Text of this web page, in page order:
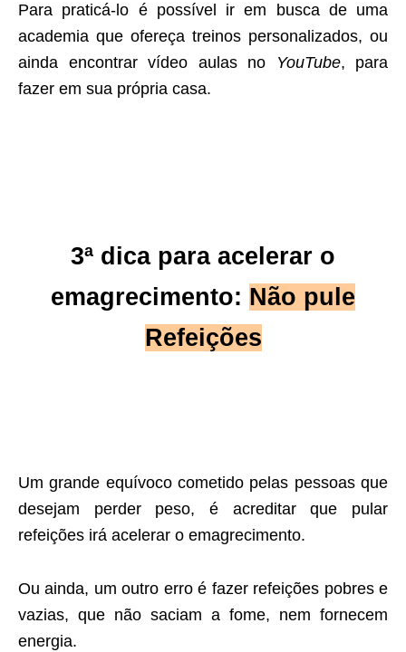
Para praticá-lo é possível ir em busca de uma
academia que ofereça treinos personalizados, ou
ainda encontrar vídeo aulas no
YouTube, para
fazer em sua própria casa.
3ª dica para acelerar o
emagrecimento: Não pule
Refeições
Um grande equívoco cometido pelas pessoas que
desejam perder peso, é acreditar que pular
refeições irá acelerar o emagrecimento.
Ou ainda, um outro erro é fazer refeições pobres e
vazias, que não saciam a fome, nem fornecem
energia.